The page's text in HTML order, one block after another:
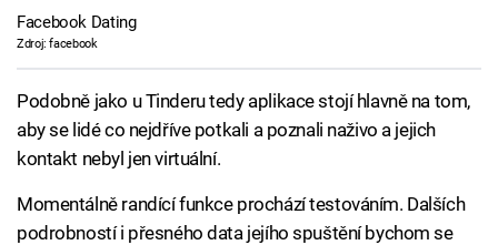
Facebook Dating
Zdroj: facebook
Podobně jako u Tinderu tedy aplikace stojí hlavně na tom,
aby se lidé co nejdříve potkali a poznali naživo a jejich
kontakt nebyl jen virtuální.
Momentálně randící funkce prochází testováním. Dalších
podrobností i přesného data jejího spuštění bychom se